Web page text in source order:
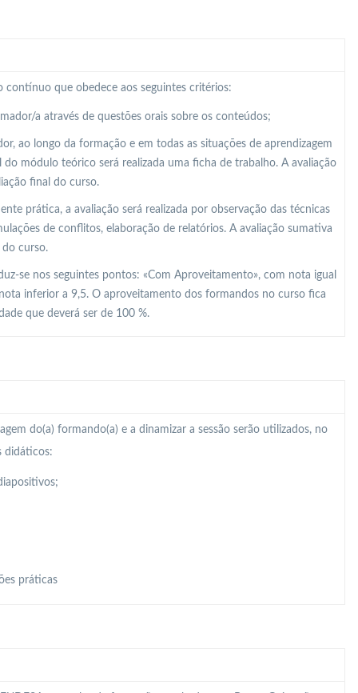
contínuo que obedece aos seguintes critérios:
a através de questões orais sobre os conteúdos;
ao longo da formação e em todas as situações de aprendizagem
módulo teórico será realizada uma ficha de trabalho. A avaliação
final do curso.
prática, a avaliação será realizada por observação das técnicas
de conflitos, elaboração de relatórios. A avaliação sumativa
do curso.
se nos seguintes pontos: «Com Aproveitamento», com nota igual
inferior a 9,5. O aproveitamento dos formandos no curso fica
que deverá ser de 100 %.
do(a) formando(a) e a dinamizar a sessão serão utilizados, no
didáticos:
práticas